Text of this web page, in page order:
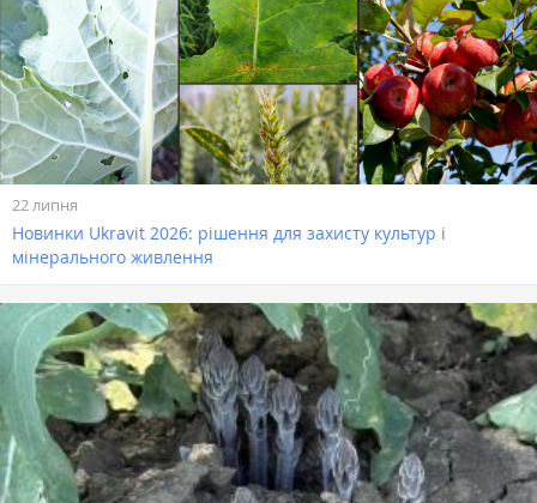
22 липня
Новинки Ukravit 2026: рішення для захисту культур і
мінерального живлення